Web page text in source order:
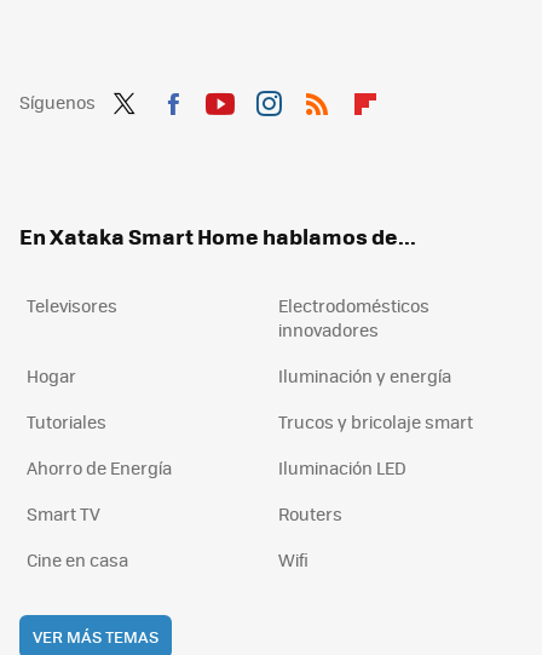
Síguenos
En Xataka Smart Home hablamos de...
Televisores
Electrodomésticos
innovadores
Hogar
Iluminación y energía
Tutoriales
Trucos y bricolaje smart
Ahorro de Energía
Iluminación LED
Smart TV
Routers
Cine en casa
Wifi
VER MÁS TEMAS